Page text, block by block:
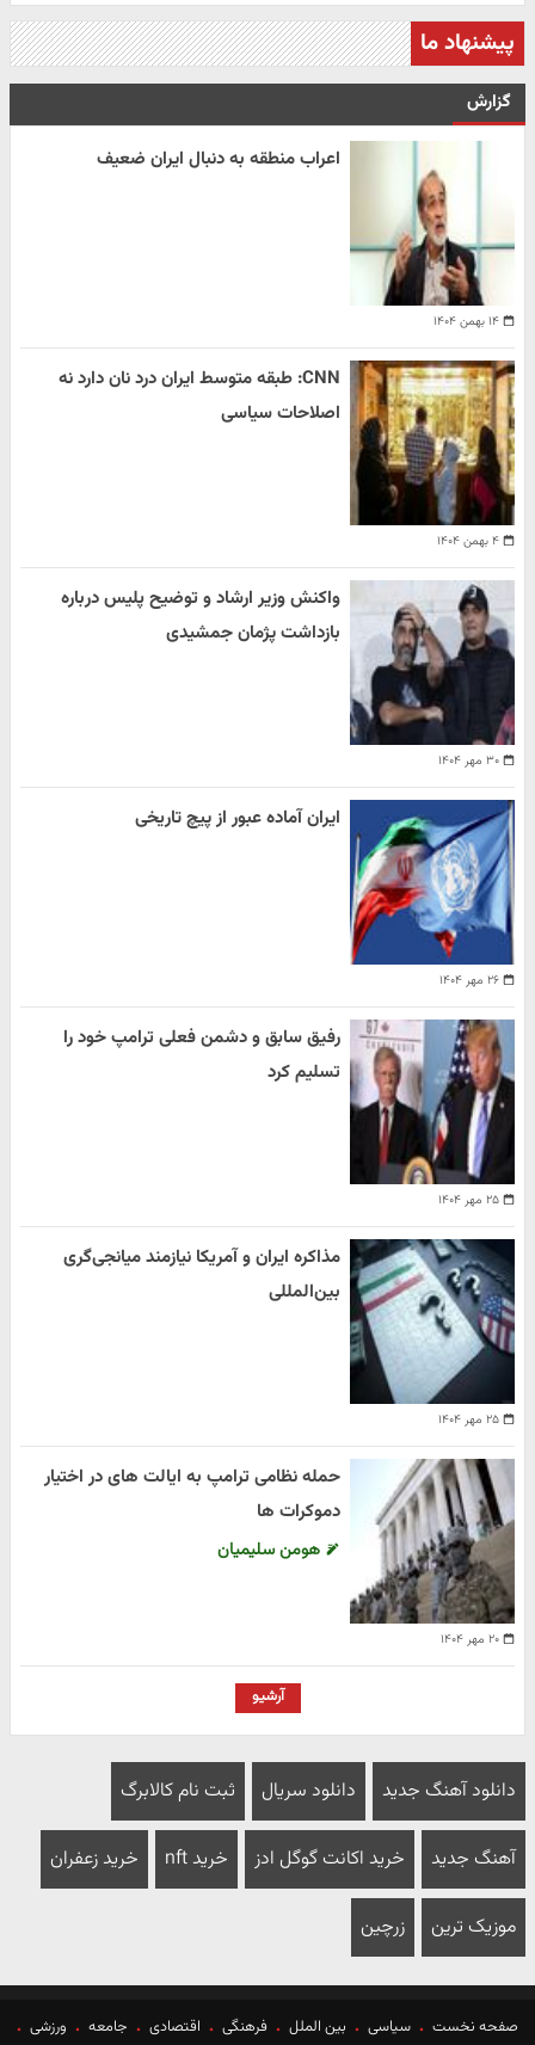
پیشنهاد ما
گزارش
۱۴ بهمن ۱۴۰۴
اعراب منطقه به دنبال ایران ضعیف
۴ بهمن ۱۴۰۴
CNN: طبقه متوسط ایران درد نان دارد نه
اصلاحات سیاسی
۳۰ مهر ۱۴۰۴
واکنش وزیر ارشاد و توضیح پلیس درباره
بازداشت پژمان جمشیدی
۲۶ مهر ۱۴۰۴
ایران آماده عبور از پیچ تاریخی
۲۵ مهر ۱۴۰۴
رفیق سابق و دشمن فعلی ترامپ خود را
تسلیم کرد
۲۵ مهر ۱۴۰۴
مذاکره ایران و آمریکا نیازمند میانجی‌گری
بین‌المللی
۲۰ مهر ۱۴۰۴
حمله نظامی ترامپ به ایالت های در اختیار
دموکرات ها
هومن سلیمیان
آرشیو
دانلود آهنگ جدید دانلود سریال ثبت نام کالابرگ
آهنگ جدید خرید اکانت گوگل ادز خرید nft خرید زعفران
موزیک ترین زرچین
صفحه نخست سیاسی بین الملل فرهنگی اقتصادی جامعه ورزشی